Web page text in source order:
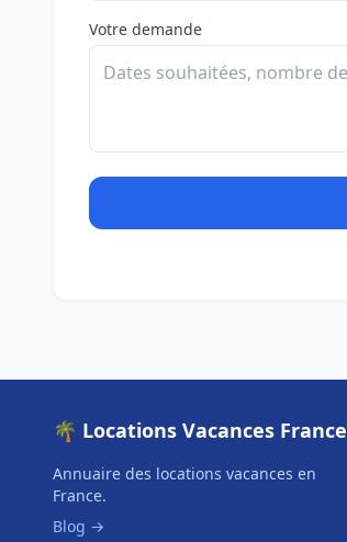
Votre demande
🌴 Locations Vacances France
Annuaire des locations vacances en
France.
Blog →